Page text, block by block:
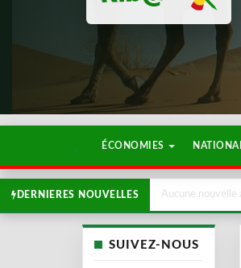
ÉCONOMIES
DERNIERES NOUVELLES Aucune nouvelle
SUIVEZ-NOUS